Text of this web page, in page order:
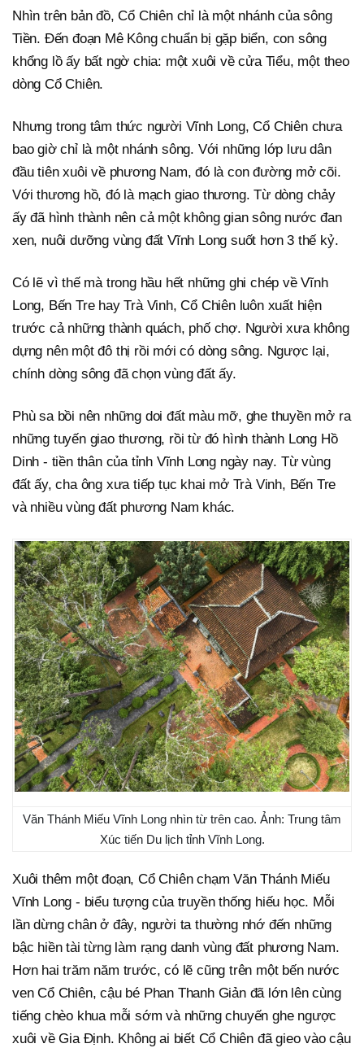
Nhìn trên bản đồ, Cổ Chiên chỉ là một nhánh của sông
Tiền. Đến đoạn Mê Kông chuẩn bị gặp biển, con sông
khổng lồ ấy bất ngờ chia: một xuôi về cửa Tiểu, một theo
dòng Cổ Chiên.
Nhưng trong tâm thức người Vĩnh Long, Cổ Chiên chưa
bao giờ chỉ là một nhánh sông. Với những lớp lưu dân
đầu tiên xuôi về phương Nam, đó là con đường mở cõi.
Với thương hồ, đó là mạch giao thương. Từ dòng chảy
ấy đã hình thành nên cả một không gian sông nước đan
xen, nuôi dưỡng vùng đất Vĩnh Long suốt hơn 3 thế kỷ.
Có lẽ vì thế mà trong hầu hết những ghi chép về Vĩnh
Long, Bến Tre hay Trà Vinh, Cổ Chiên luôn xuất hiện
trước cả những thành quách, phố chợ. Người xưa không
dựng nên một đô thị rồi mới có dòng sông. Ngược lại,
chính dòng sông đã chọn vùng đất ấy.
Phù sa bồi nên những doi đất màu mỡ, ghe thuyền mở ra
những tuyến giao thương, rồi từ đó hình thành Long Hồ
Dinh - tiền thân của tỉnh Vĩnh Long ngày nay. Từ vùng
đất ấy, cha ông xưa tiếp tục khai mở Trà Vinh, Bến Tre
và nhiều vùng đất phương Nam khác.
Văn Thánh Miếu Vĩnh Long nhìn từ trên cao. Ảnh: Trung tâm
Xúc tiến Du lịch tỉnh Vĩnh Long.
Xuôi thêm một đoạn, Cổ Chiên chạm Văn Thánh Miếu
Vĩnh Long - biểu tượng của truyền thống hiếu học. Mỗi
lần dừng chân ở đây, người ta thường nhớ đến những
bậc hiền tài từng làm rạng danh vùng đất phương Nam.
Hơn hai trăm năm trước, có lẽ cũng trên một bến nước
ven Cổ Chiên, cậu bé Phan Thanh Giản đã lớn lên cùng
tiếng chèo khua mỗi sớm và những chuyến ghe ngược
xuôi về Gia Định. Không ai biết Cổ Chiên đã gieo vào cậu